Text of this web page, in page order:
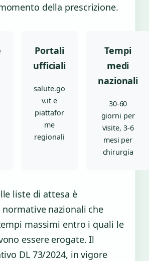
della prescrizione.
Portali
ufficiali
salute.go
v.it e
piattafor
me
regionali
Tempi
medi
nazionali
30-60
giorni per
visite, 3-6
mesi per
chirurgia
liste di attesa è
nazionali che
massimi entro i quali le
essere erogate. Il
DL 73/2024, in vigore